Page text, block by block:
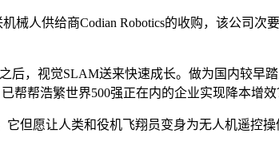
供给商Codian Robotics的收购，该公司次
，视觉SLAM送来快速成长。做为国内较早
帮帮浩繁世界500强正在内的企业实现降本增效
愿让人类和役机飞翔员变身为无人机遥控操